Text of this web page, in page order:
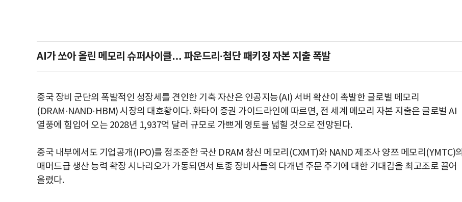
AI가 쏘아 올린 메모리 슈퍼사이클… 파운드리·첨단 패키징 자본 지출 폭발
중국 장비 군단의 폭발적인 성장세를 견인한 기축 자산은 인공지능(AI) 서버 확산이 촉발한 글로벌 메모리
(DRAM·NAND·HBM) 시장의 대호황이다. 화타이 증권 가이드라인에 따르면, 전 세계 메모리 자본 지출은 글로벌 AI
열풍에 힘입어 오는 2028년 1,937억 달러 규모로 가쁘게 영토를 넓힐 것으로 전망된다.
중국 내부에서도 기업공개(IPO)를 정조준한 국산 DRAM 창신 메모리(CXMT)와 NAND 제조사 양쯔 메모리(YMTC)의
매머드급 생산 능력 확장 시나리오가 가동되면서 토종 장비사들의 다개년 주문 주기에 대한 기대감을 최고조로 끌어
올렸다.